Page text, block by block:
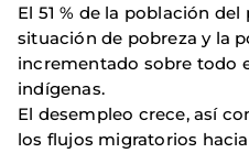
El 51 % de la población
situación de pobreza y la
incrementado sobre todo
indígenas.
El desempleo crece, así
los flujos migratorios